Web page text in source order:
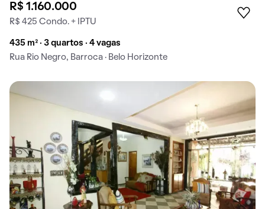
R$ 1.160.000
R$ 425 Condo. + IPTU
435 m² · 3 quartos · 4 vagas
Rua Rio Negro, Barroca · Belo Horizonte